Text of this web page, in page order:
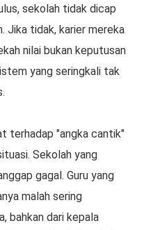
sekolah tidak dicap
Jika tidak, karier mereka
nilai bukan keputusan
yang seringkali tak
terhadap "angka cantik"
Sekolah yang
gagal. Guru yang
malah sering
bahkan dari kepala